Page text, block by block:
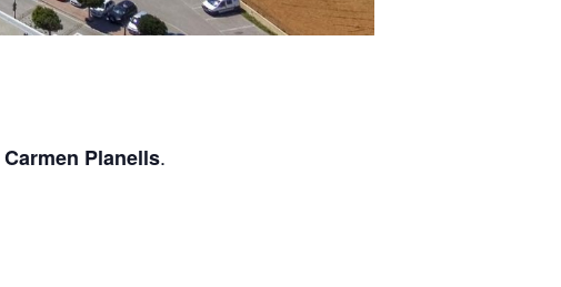
Carmen Planells.